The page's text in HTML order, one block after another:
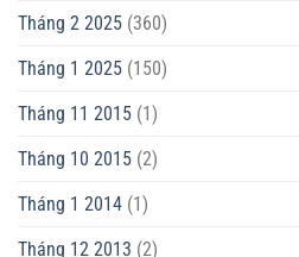
Tháng 2 2025 (360)
Tháng 1 2025 (150)
Tháng 11 2015 (1)
Tháng 10 2015 (2)
Tháng 1 2014 (1)
Tháng 12 2013 (2)